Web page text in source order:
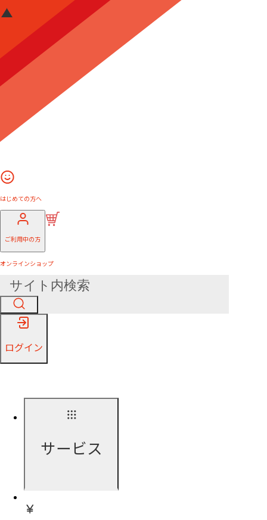
はじめての方へ
ご利用中の方
オンラインショップ
ログイン
サービス